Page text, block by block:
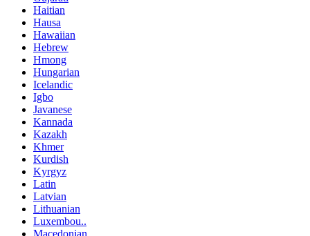
Haitian
Hausa
Hawaiian
Hebrew
Hmong
Hungarian
Icelandic
Igbo
Javanese
Kannada
Kazakh
Khmer
Kurdish
Kyrgyz
Latin
Latvian
Lithuanian
Luxembou..